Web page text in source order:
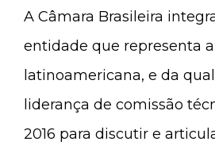
A Câmara Brasileira
entidade que representa
latinoamericana, e da
liderança de comissão
2016 para discutir e